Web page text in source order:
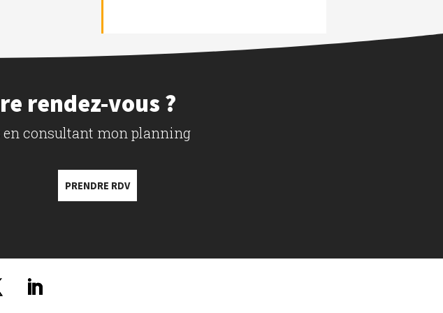
rendez-vous ?
en consultant mon planning
PRENDRE RDV